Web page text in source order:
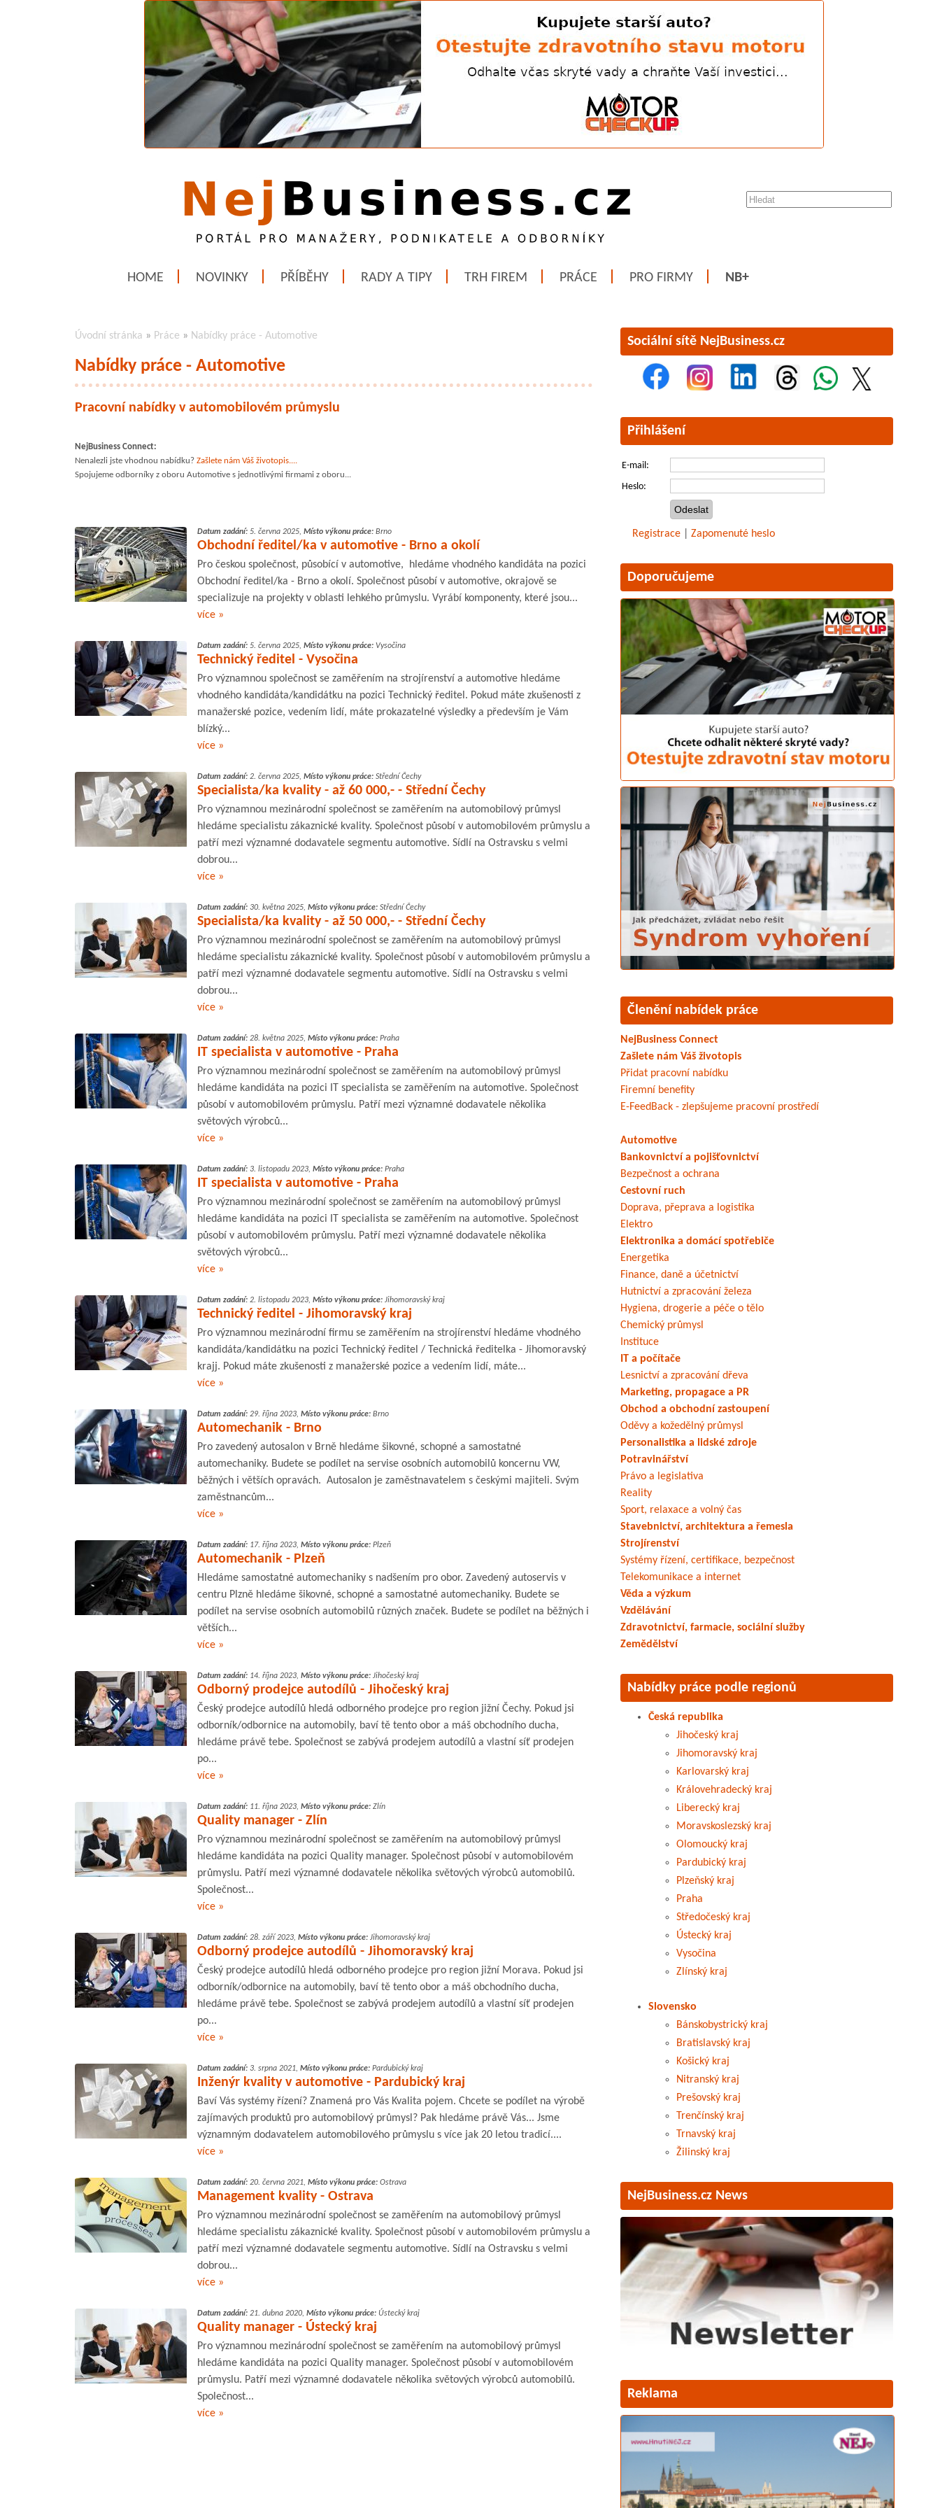
HOME NOVINKY PŘÍBĚHY RADY A TIPY TRH FIREM PRÁCE PRO FIRMY NB+
Úvodní stránka » Práce » Nabídky práce - Automotive
Nabídky práce - Automotive
Pracovní nabídky v automobilovém průmyslu
NejBusiness Connect:
Nenalezli jste vhodnou nabídku? Zašlete nám Váš životopis....
Spojujeme odborníky z oboru Automotive s jednotlivými firmami z oboru...
Datum zadání: 5. června 2025, Místo výkonu práce: Brno
Obchodní ředitel/ka v automotive - Brno a okolí
Pro českou společnost, působící v automotive, hledáme vhodného kandidáta na pozici
Obchodní ředitel/ka - Brno a okolí. Společnost působí v automotive, okrajově se
specializuje na projekty v oblasti lehkého průmyslu. Vyrábí komponenty, které jsou...
více »
Datum zadání: 5. června 2025, Místo výkonu práce: Vysočina
Technický ředitel - Vysočina
Pro významnou společnost se zaměřením na strojírenství a automotive hledáme
vhodného kandidáta/kandidátku na pozici Technický ředitel. Pokud máte zkušenosti z
manažerské pozice, vedením lidí, máte prokazatelné výsledky a především je Vám
blízký...
více »
Datum zadání: 2. června 2025, Místo výkonu práce: Střední Čechy
Specialista/ka kvality - až 60 000,- - Střední Čechy
Pro významnou mezinárodní společnost se zaměřením na automobilový průmysl
hledáme specialistu zákaznické kvality. Společnost působí v automobilovém průmyslu a
patří mezi významné dodavatele segmentu automotive. Sídlí na Ostravsku s velmi
dobrou...
více »
Datum zadání: 30. května 2025, Místo výkonu práce: Střední Čechy
Specialista/ka kvality - až 50 000,- - Střední Čechy
Pro významnou mezinárodní společnost se zaměřením na automobilový průmysl
hledáme specialistu zákaznické kvality. Společnost působí v automobilovém průmyslu a
patří mezi významné dodavatele segmentu automotive. Sídlí na Ostravsku s velmi
dobrou...
více »
Datum zadání: 28. května 2025, Místo výkonu práce: Praha
IT specialista v automotive - Praha
Pro významnou mezinárodní společnost se zaměřením na automobilový průmysl
hledáme kandidáta na pozici IT specialista se zaměřením na automotive. Společnost
působí v automobilovém průmyslu. Patří mezi významné dodavatele několika
světových výrobců...
více »
Datum zadání: 3. listopadu 2023, Místo výkonu práce: Praha
IT specialista v automotive - Praha
Pro významnou mezinárodní společnost se zaměřením na automobilový průmysl
hledáme kandidáta na pozici IT specialista se zaměřením na automotive. Společnost
působí v automobilovém průmyslu. Patří mezi významné dodavatele několika
světových výrobců...
více »
Datum zadání: 2. listopadu 2023, Místo výkonu práce: Jihomoravský kraj
Technický ředitel - Jihomoravský kraj
Pro významnou mezinárodní firmu se zaměřením na strojírenství hledáme vhodného
kandidáta/kandidátku na pozici Technický ředitel / Technická ředitelka - Jihomoravský
krajj. Pokud máte zkušenosti z manažerské pozice a vedením lidí, máte...
více »
Datum zadání: 29. října 2023, Místo výkonu práce: Brno
Automechanik - Brno
Pro zavedený autosalon v Brně hledáme šikovné, schopné a samostatné
automechaniky. Budete se podílet na servise osobních automobilů koncernu VW,
běžných i větších opravách. Autosalon je zaměstnavatelem s českými majiteli. Svým
zaměstnancům...
více »
Datum zadání: 17. října 2023, Místo výkonu práce: Plzeň
Automechanik - Plzeň
Hledáme samostatné automechaniky s nadšením pro obor. Zavedený autoservis v
centru Plzně hledáme šikovné, schopné a samostatné automechaniky. Budete se
podílet na servise osobních automobilů různých značek. Budete se podílet na běžných i
větších...
více »
Datum zadání: 14. října 2023, Místo výkonu práce: Jihočeský kraj
Odborný prodejce autodílů - Jihočeský kraj
Český prodejce autodílů hledá odborného prodejce pro region jižní Čechy. Pokud jsi
odborník/odbornice na automobily, baví tě tento obor a máš obchodního ducha,
hledáme právě tebe. Společnost se zabývá prodejem autodílů a vlastní síť prodejen
po...
více »
Datum zadání: 11. října 2023, Místo výkonu práce: Zlín
Quality manager - Zlín
Pro významnou mezinárodní společnost se zaměřením na automobilový průmysl
hledáme kandidáta na pozici Quality manager. Společnost působí v automobilovém
průmyslu. Patří mezi významné dodavatele několika světových výrobců automobilů.
Společnost...
více »
Datum zadání: 28. září 2023, Místo výkonu práce: Jihomoravský kraj
Odborný prodejce autodílů - Jihomoravský kraj
Český prodejce autodílů hledá odborného prodejce pro region jižní Morava. Pokud jsi
odborník/odbornice na automobily, baví tě tento obor a máš obchodního ducha,
hledáme právě tebe. Společnost se zabývá prodejem autodílů a vlastní síť prodejen
po...
více »
Datum zadání: 3. srpna 2021, Místo výkonu práce: Pardubický kraj
Inženýr kvality v automotive - Pardubický kraj
Baví Vás systémy řízení? Znamená pro Vás Kvalita pojem. Chcete se podílet na výrobě
zajímavých produktů pro automobilový průmysl? Pak hledáme právě Vás... Jsme
významným dodavatelem automobilového průmyslu s více jak 20 letou tradicí....
více »
Datum zadání: 20. června 2021, Místo výkonu práce: Ostrava
Management kvality - Ostrava
Pro významnou mezinárodní společnost se zaměřením na automobilový průmysl
hledáme specialistu zákaznické kvality. Společnost působí v automobilovém průmyslu a
patří mezi významné dodavatele segmentu automotive. Sídlí na Ostravsku s velmi
dobrou...
více »
Datum zadání: 21. dubna 2020, Místo výkonu práce: Ústecký kraj
Quality manager - Ústecký kraj
Pro významnou mezinárodní společnost se zaměřením na automobilový průmysl
hledáme kandidáta na pozici Quality manager. Společnost působí v automobilovém
průmyslu. Patří mezi významné dodavatele několika světových výrobců automobilů.
Společnost...
více »
Sociální sítě NejBusiness.cz
Přihlášení
E-mail:
Heslo:
Registrace Zapomenuté heslo
Doporučujeme
Členění nabídek práce
NejBusiness Connect
Zašlete nám Váš životopis
Přidat pracovní nabídku
Firemní benefity
E-FeedBack - zlepšujeme pracovní prostředí
Automotive
Bankovnictví a pojišťovnictví
Bezpečnost a ochrana
Cestovní ruch
Doprava, přeprava a logistika
Elektro
Elektronika a domácí spotřebiče
Energetika
Finance, daně a účetnictví
Hutnictví a zpracování železa
Hygiena, drogerie a péče o tělo
Chemický průmysl
Instituce
IT a počítače
Lesnictví a zpracování dřeva
Marketing, propagace a PR
Obchod a obchodní zastoupení
Oděvy a kožedělný průmysl
Personalistika a lidské zdroje
Potravinářství
Právo a legislativa
Reality
Sport, relaxace a volný čas
Stavebnictví, architektura a řemesla
Strojírenství
Systémy řízení, certifikace, bezpečnost
Telekomunikace a internet
Věda a výzkum
Vzdělávání
Zdravotnictví, farmacie, sociální služby
Zemědělství
Nabídky práce podle regionů
Česká republika
Jihočeský kraj
Jihomoravský kraj
Karlovarský kraj
Královehradecký kraj
Liberecký kraj
Moravskoslezský kraj
Olomoucký kraj
Pardubický kraj
Plzeňský kraj
Praha
Středočeský kraj
Ústecký kraj
Vysočina
Zlínský kraj
Slovensko
Bánskobystrický kraj
Bratislavský kraj
Košický kraj
Nitranský kraj
Prešovský kraj
Trenčínský kraj
Trnavský kraj
Žilinský kraj
NejBusiness.cz News
Reklama